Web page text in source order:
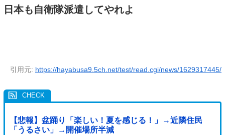
日本も自衛隊派遣してやれよ
引用元: https://hayabusa9.5ch.net/test/read.cgi/news/1629317445/
【悲報】盆踊り「楽しい！夏を感じる！」→近隣住民
「うるさい」→開催場所半減